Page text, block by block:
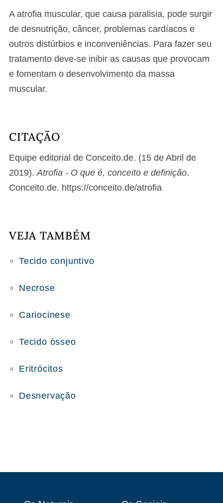
A atrofia muscular, que causa paralisia, pode surgir
de desnutrição, câncer, problemas cardíacos e
outros distúrbios e inconveniências. Para fazer seu
tratamento deve-se inibir as causas que provocam
e fomentam o desenvolvimento da massa
muscular.
CITAÇÃO
Equipe editorial de Conceito.de. (15 de Abril de
2019).Atrofia - O que é, conceito e definição.
Conceito.de. https://conceito.de/atrofia
VEJA TAMBÉM
Tecido conjuntivo
Necrose
Cariocinese
Tecido ósseo
Eritrócitos
Desnervação